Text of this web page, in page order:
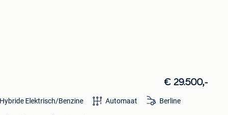
€ 29.500,-
Hybride Elektrisch/Benzine Automaat Berline